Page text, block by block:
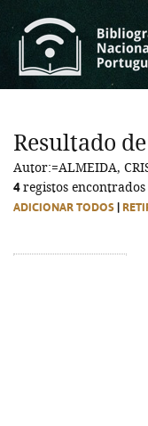
Resultado
Autor:=ALMEIDA,
4registos encontrados
ADICIONAR TODOS